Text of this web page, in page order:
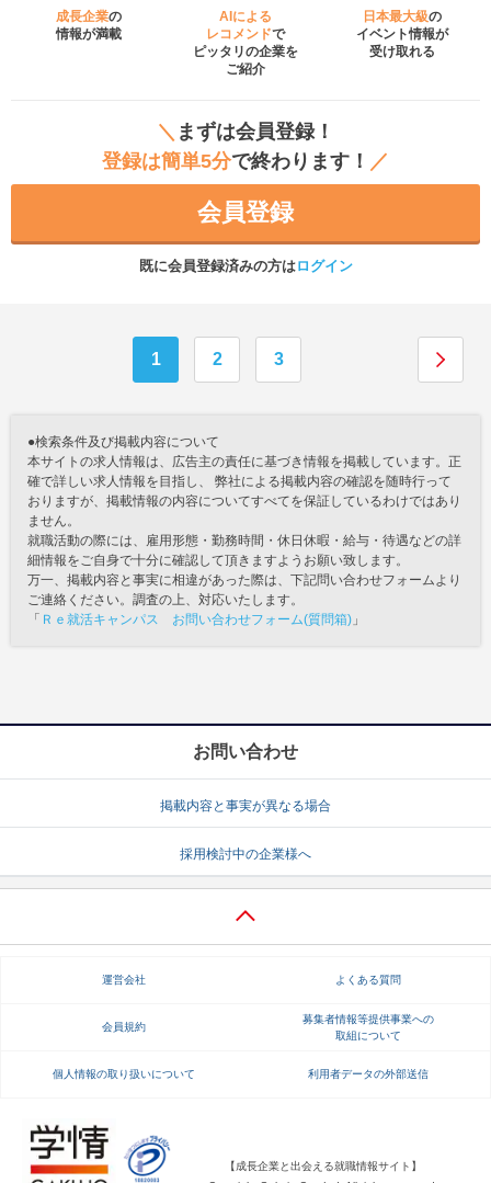
成長企業の
情報が満載
AIによる
レコメンドで
ピッタリの企業を
ご紹介
日本最大級の
イベント情報が
受け取れる
＼ まずは会員登録！
登録は簡単5分で終わります！ ／
会員登録
既に会員登録済みの方はログイン
1 2 3
●検索条件及び掲載内容について
本サイトの求人情報は、広告主の責任に基づき情報を掲載しています。正
確で詳しい求人情報を目指し、 弊社による掲載内容の確認を随時行って
おりますが、掲載情報の内容についてすべてを保証しているわけではあり
ません。
就職活動の際には、雇用形態・勤務時間・休日休暇・給与・待遇などの詳
細情報をご自身で十分に確認して頂きますようお願い致します。
万一、掲載内容と事実に相違があった際は、下記問い合わせフォームより
ご連絡ください。調査の上、対応いたします。
「 Ｒｅ就活キャンパス お問い合わせフォーム(質問箱) 」
お問い合わせ
掲載内容と事実が異なる場合
採用検討中の企業様へ
運営会社 よくある質問
会員規約
募集者情報等提供事業への
取組について
個人情報の取り扱いについて 利用者データの外部送信
【成長企業と出会える就職情報サイト】